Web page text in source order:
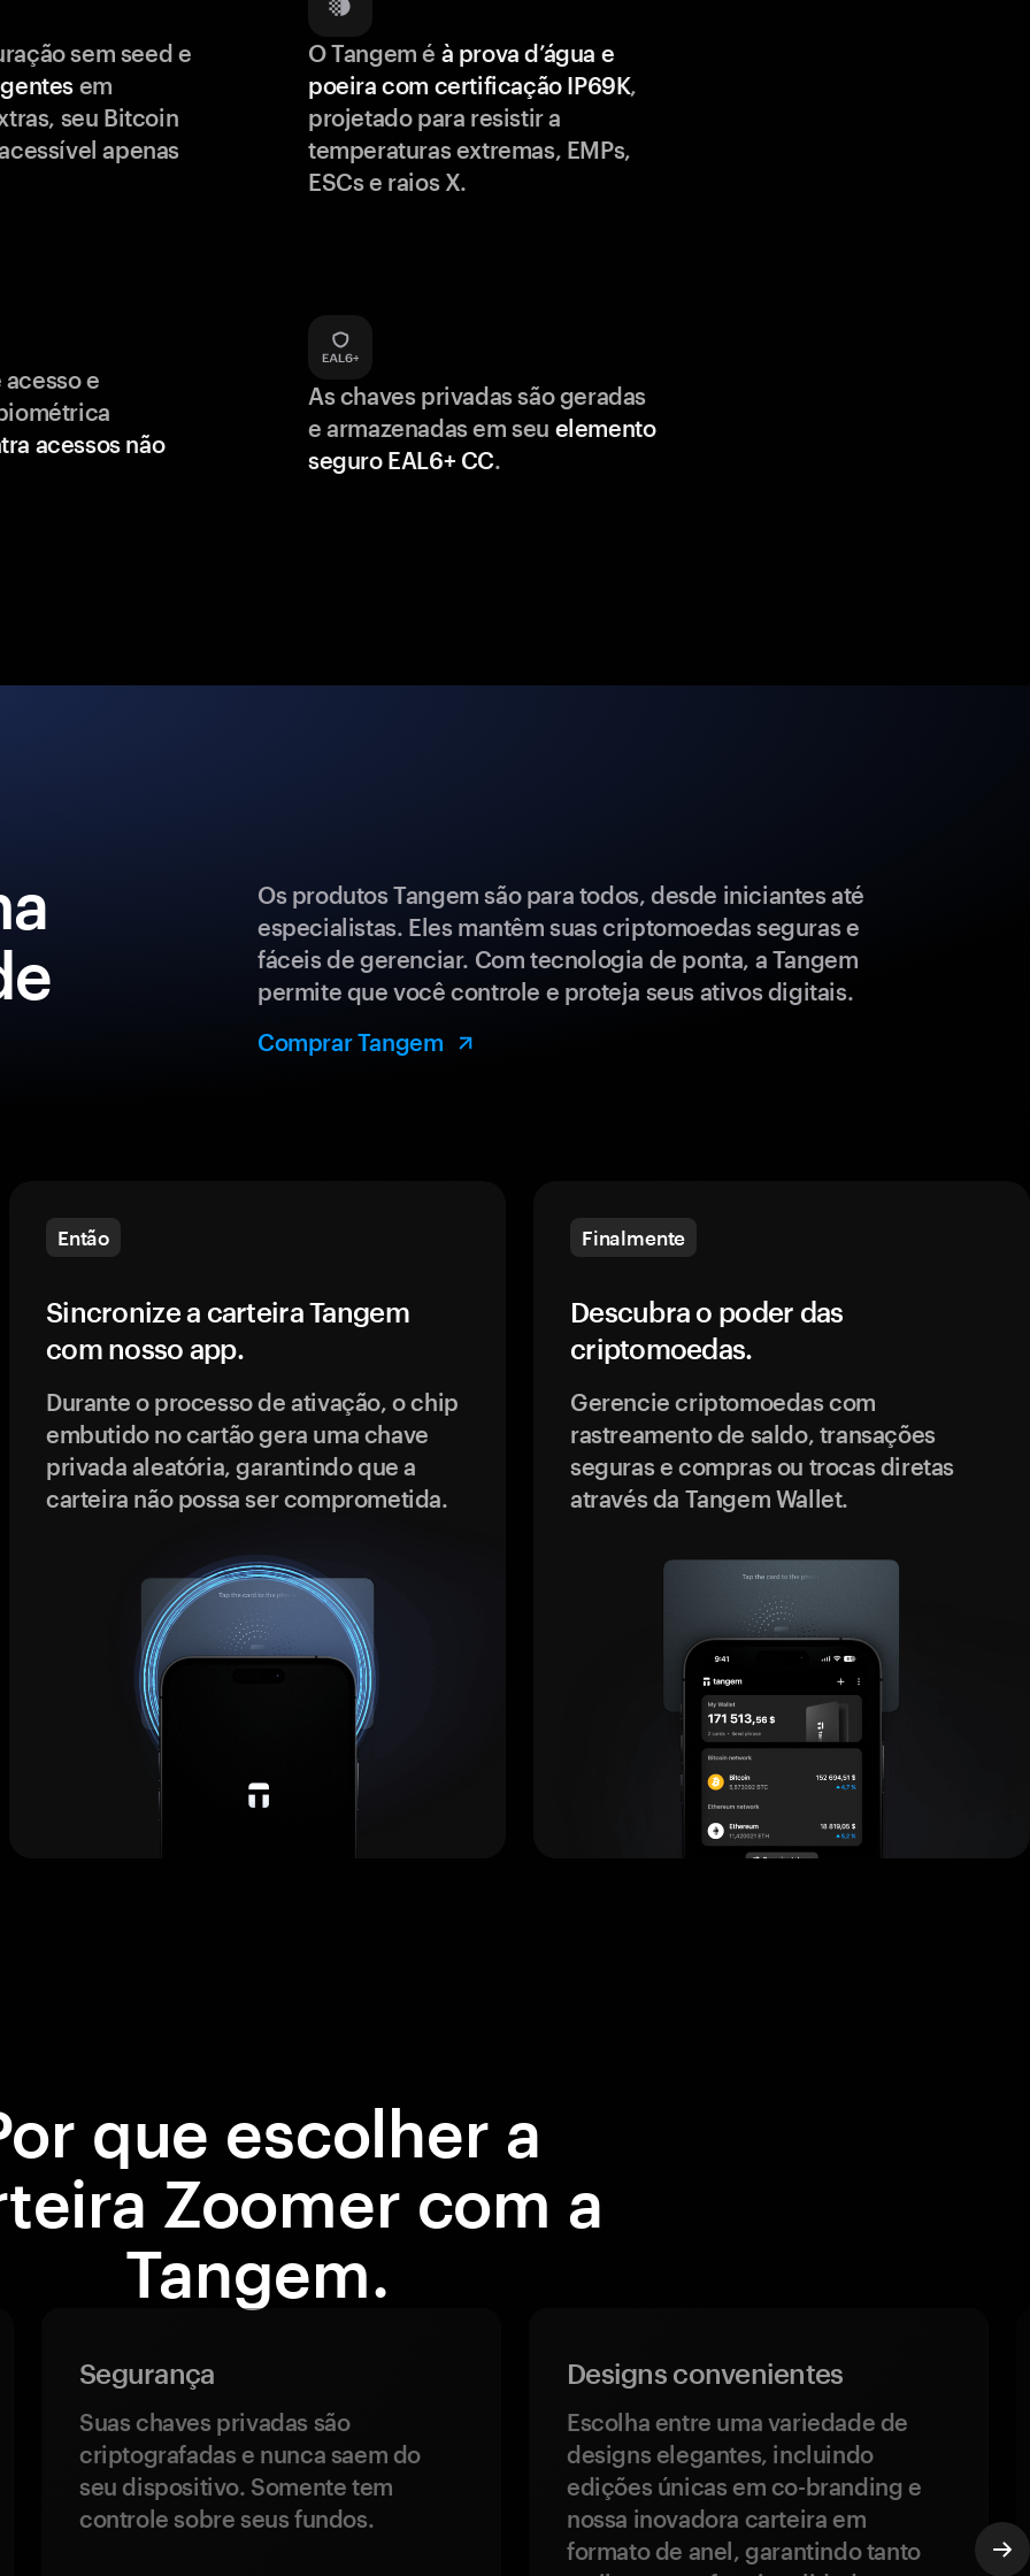
sem seed e
em
seu Bitcoin
apenas
O Tangem é à prova d’água e
poeira com certificação IP69K,
projetado para resistir a
temperaturas extremas, EMPs,
ESCs e raios X.
e
acessos não
As chaves privadas são geradas
e armazenadas em seu elemento
seguro EAL6+ CC.
Os produtos Tangem são para todos, desde iniciantes até
especialistas. Eles mantêm suas criptomoedas seguras e
fáceis de gerenciar. Com tecnologia de ponta, a Tangem
permite que você controle e proteja seus ativos digitais.
Comprar Tangem
Então
Sincronize a carteira Tangem
com nosso app.
Durante o processo de ativação, o chip
embutido no cartão gera uma chave
privada aleatória, garantindo que a
carteira não possa ser comprometida.
Finalmente
Descubra o poder das
criptomoedas.
Gerencie criptomoedas com
rastreamento de saldo, transações
seguras e compras ou trocas diretas
através da Tangem Wallet.
que escolher a
Zoomer com a
Tangem.
Segurança
Suas chaves privadas são
criptografadas e nunca saem do
seu dispositivo. Somente tem
controle sobre seus fundos.
Designs convenientes
Escolha entre uma variedade de
designs elegantes, incluindo
edições únicas em co-branding e
nossa inovadora carteira em
formato de anel, garantindo tanto